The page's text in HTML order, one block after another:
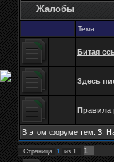
Жалобы
Тема
Битая
Здесь
Правила
В этом форуме тем: 3 .
Страница 1 из 1 1